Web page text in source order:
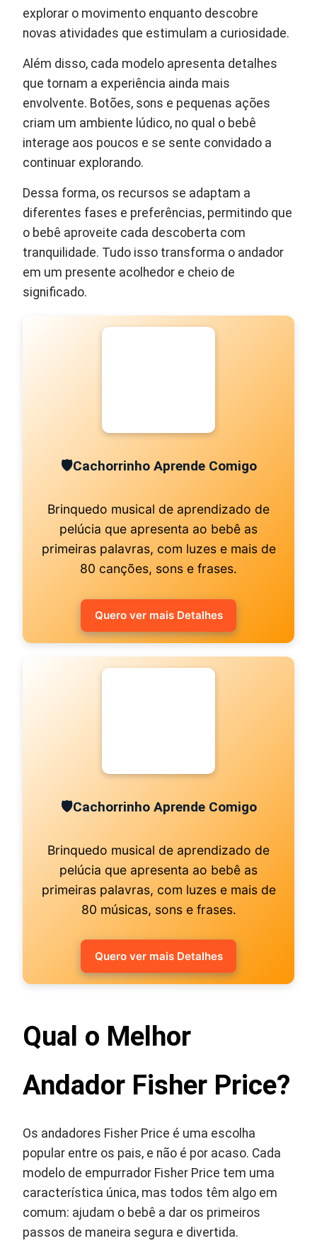
explorar o movimento enquanto descobre
novas atividades que estimulam a curiosidade.
Além disso, cada modelo apresenta detalhes
que tornam a experiência ainda mais
envolvente. Botões, sons e pequenas ações
criam um ambiente lúdico, no qual o bebê
interage aos poucos e se sente convidado a
continuar explorando.
Dessa forma, os recursos se adaptam a
diferentes fases e preferências, permitindo que
o bebê aproveite cada descoberta com
tranquilidade. Tudo isso transforma o andador
em um presente acolhedor e cheio de
significado.
🛡Cachorrinho Aprende Comigo
Brinquedo musical de aprendizado de
pelúcia que apresenta ao bebê as
primeiras palavras, com luzes e mais de
80 canções, sons e frases.
Quero ver mais Detalhes
🛡Cachorrinho Aprende Comigo
Brinquedo musical de aprendizado de
pelúcia que apresenta ao bebê as
primeiras palavras, com luzes e mais de
80 músicas, sons e frases.
Quero ver mais Detalhes
Qual o Melhor
Andador Fisher Price?
Os andadores Fisher Price é uma escolha
popular entre os pais, e não é por acaso. Cada
modelo de empurrador Fisher Price tem uma
característica única, mas todos têm algo em
comum: ajudam o bebê a dar os primeiros
passos de maneira segura e divertida.